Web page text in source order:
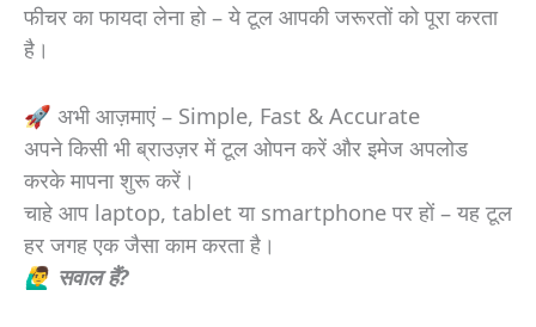
फीचर का फायदा लेना हो – ये टूल आपकी जरूरतों को पूरा करता
है।
🚀 अभी आज़माएं – Simple, Fast & Accurate
अपने किसी भी ब्राउज़र में टूल ओपन करें और इमेज अपलोड
करके मापना शुरू करें।
चाहे आप laptop, tablet या smartphone पर हों – यह टूल
हर जगह एक जैसा काम करता है।
🙋‍♂️ सवाल हैं?